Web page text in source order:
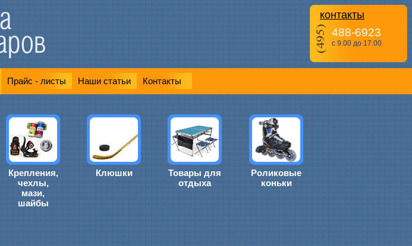
контакты
488-6923
с 9.00 до 17.00
Прайс - листы Наши статьи Контакты
Крепления,
чехлы,
мази,
шайбы
Клюшки
Товары для
отдыха
Роликовые
коньки